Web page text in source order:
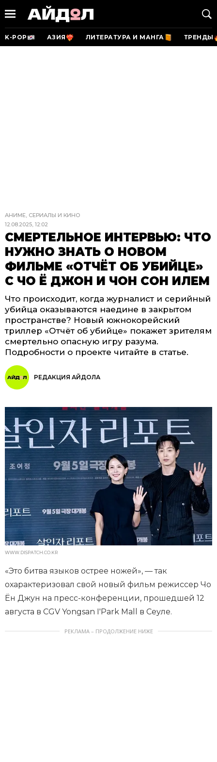
K-POP АЗИЯ ЛИТЕРАТУРА И МАНГА ТРЕНДЫ
АНИМЕ, СЕРИАЛЫ И КИНО
12.08.2025, 12:02
СМЕРТЕЛЬНОЕ ИНТЕРВЬЮ: ЧТО
НУЖНО ЗНАТЬ О НОВОМ
ФИЛЬМЕ «ОТЧЁТ ОБ УБИЙЦЕ»
С ЧО Ё ДЖОН И ЧОН СОН ИЛЕМ
Что происходит, когда журналист и серийный
убийца оказываются наедине в закрытом
пространстве? Новый южнокорейский
триллер «Отчёт об убийце» покажет зрителям
смертельно опасную игру разума.
Подробности о проекте читайте в статье.
РЕДАКЦИЯ АЙДОЛА
WWW.DISPATCH.CO.KR
«Это битва языков острее ножей», — так
охарактеризовал свой новый фильм режиссер Чо
Ён Джун на пресс-конференции, прошедшей 12
августа в CGV Yongsan I'Park Mall в Сеуле.
РЕКЛАМА – ПРОДОЛЖЕНИЕ НИЖЕ